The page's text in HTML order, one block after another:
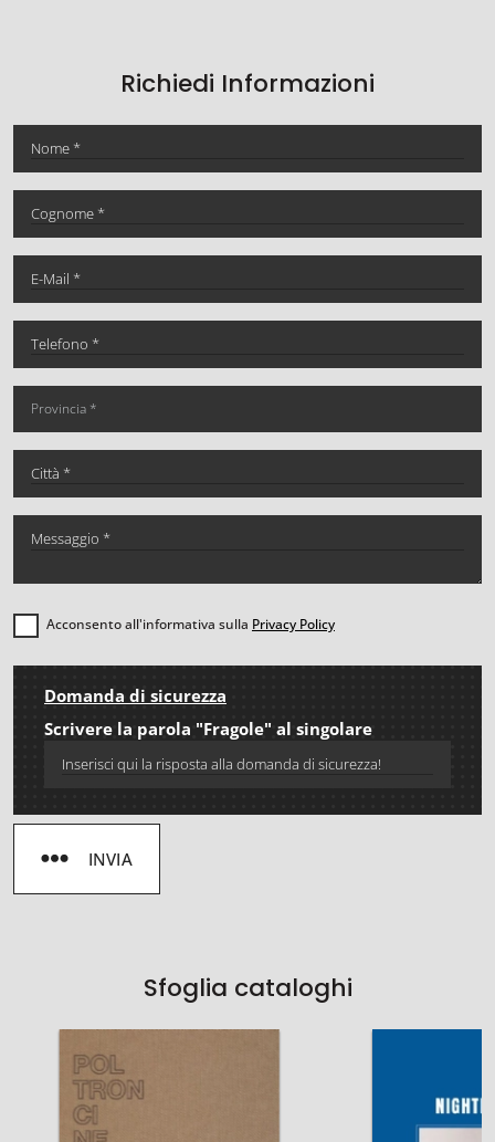
Sfoglia cataloghi
Richiedi Informazioni
Acconsento all'informativa sulla Privacy Policy
Domanda di sicurezza
Scrivere la parola "Fragole" al singolare
INVIA